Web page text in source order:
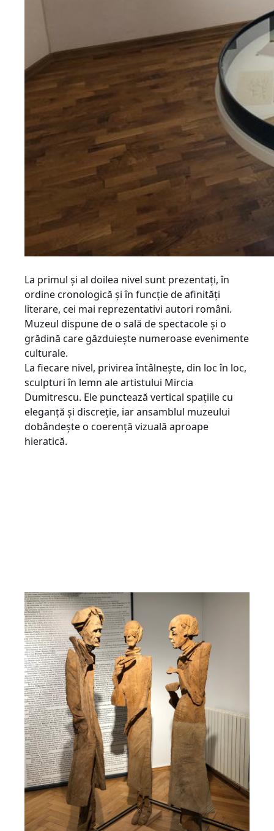
La primul și al doilea nivel sunt prezentați, în
ordine cronologică și în funcție de afinități
literare, cei mai reprezentativi autori români.
Muzeul dispune de o sală de spectacole și o
grădină care găzduiește numeroase evenimente
culturale.
La fiecare nivel, privirea întâlnește, din loc în loc,
sculpturi în lemn ale artistului Mircia
Dumitrescu. Ele punctează vertical spațiile cu
eleganță și discreție, iar ansamblul muzeului
dobândește o coerență vizuală aproape
hieratică.